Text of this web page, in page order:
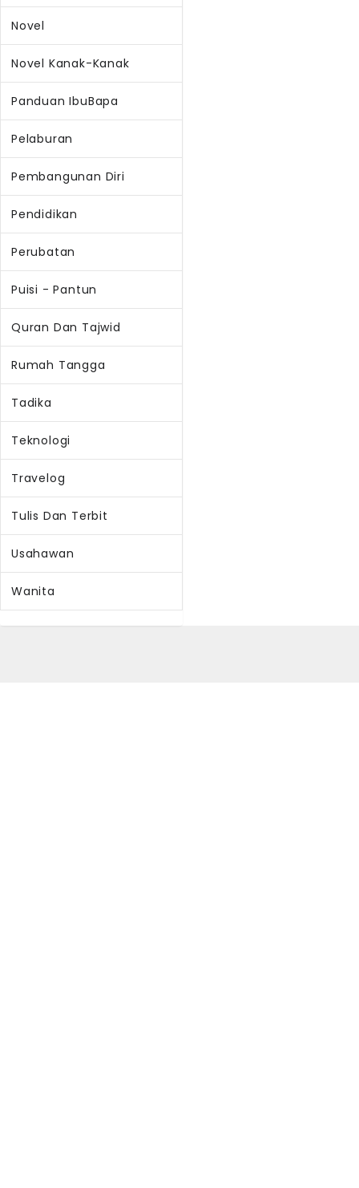
Novel
Novel Kanak-Kanak
Panduan IbuBapa
Pelaburan
Pembangunan Diri
Pendidikan
Perubatan
Puisi - Pantun
Quran Dan Tajwid
Rumah Tangga
Tadika
Teknologi
Travelog
Tulis Dan Terbit
Usahawan
Wanita